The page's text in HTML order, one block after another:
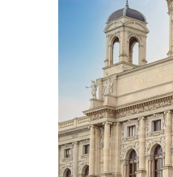
享受您的數據套餐
7/24 客戶服務
保留您的原本地區號碼
本地與區域套餐